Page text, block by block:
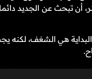
أن تبحث عن الجديد
البداية هي الشغف،